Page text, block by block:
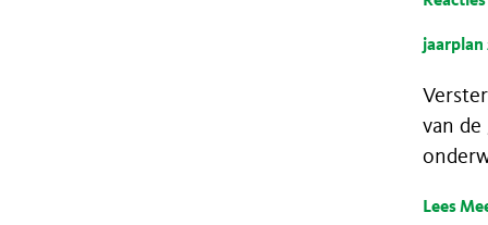
jaarplan
van
Lees